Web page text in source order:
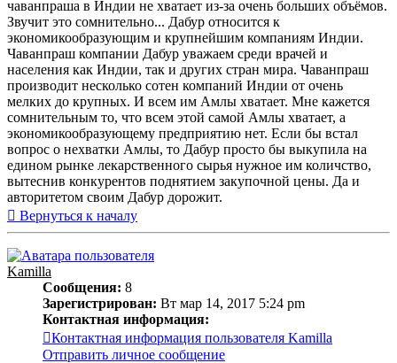
чаванпраша в Индии не хватает из-за очень больших объёмов.
Звучит это сомнительно... Дабур относится к
экономикообразующим и крупнейшим компаниям Индии.
Чаванпраш компании Дабур уважаем среди врачей и
населения как Индии, так и других стран мира. Чаванпраш
производит несколько сотен компаний Индии от очень
мелких до крупных. И всем им Амлы хватает. Мне кажется
сомнительным то, что всем этой самой Амлы хватает, а
экономикообразующему предприятию нет. Если бы встал
вопрос о нехватки Амлы, то Дабур просто бы выкупила на
едином рынке лекарственного сырья нужное им количство,
вытеснив конкурентов поднятием закупочной цены. Да и
авторитетом своим Дабур дорожит.
Вернуться к началу
Kamilla
Сообщения: 8
Зарегистрирован: Вт мар 14, 2017 5:24 pm
Контактная информация:
Контактная информация пользователя Kamilla
Отправить личное сообщение